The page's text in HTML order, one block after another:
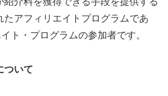
たアフィリエイトプログラムであ
ト・プログラムの参加者です。
ついて